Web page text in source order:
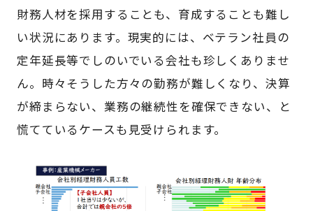
財務人材を採用することも、育成することも難し
い状況にあります。現実的には、ベテラン社員の
定年延長等でしのいでいる会社も珍しくありませ
ん。時々そうした方々の勤務が難しくなり、決算
が締まらない、業務の継続性を確保できない、と
慌てているケースも見受けられます。